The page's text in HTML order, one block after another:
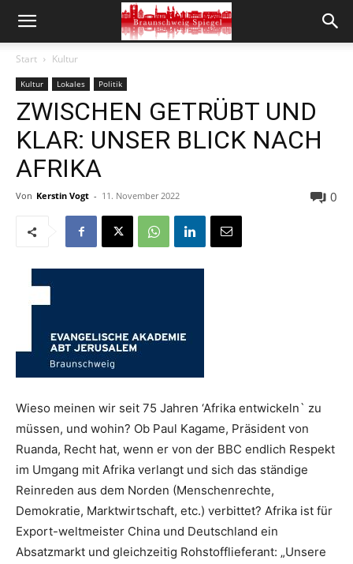
Start Kultur
Kultur Lokales Politik
ZWISCHEN GETRÜBT UND
KLAR: UNSER BLICK NACH
AFRIKA
Von Kerstin Vogt - 11. November 2022 0
Wieso meinen wir seit 75 Jahren ‘Afrika entwickeln` zu
müssen, und wohin? Ob Paul Kagame, Präsident von
Ruanda, Recht hat, wenn er von der BBC endlich Respekt
im Umgang mit Afrika verlangt und sich das ständige
Reinreden aus dem Norden (Menschenrechte,
Demokratie, Marktwirtschaft, etc.) verbittet? Afrika ist für
Export-weltmeister China und Deutschland ein
Absatzmarkt und gleichzeitig Rohstofflieferant: „Unsere